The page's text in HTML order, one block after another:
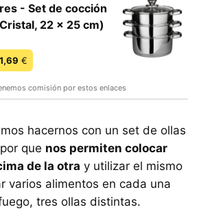
- Set de cocción
22 x 25 cm)
€
comisión por estos enlaces
hacernos con un set de ollas
que nos permiten colocar
de la otra y utilizar el mismo
varios alimentos en cada una
tres ollas distintas.